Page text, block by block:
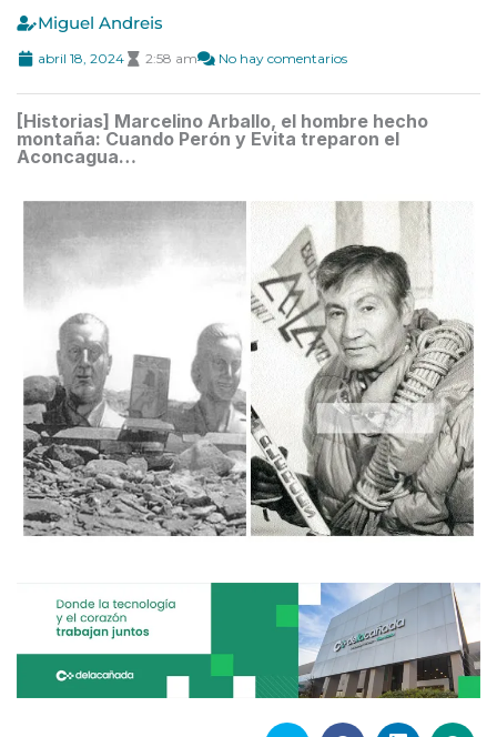
Miguel Andreis
abril 18, 2024 2:58 am No hay comentarios
[Historias] Marcelino Arballo, el hombre hecho
montaña: Cuando Perón y Evita treparon el